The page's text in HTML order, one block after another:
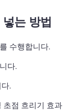
는 방법
수행합니다.
다.
.
초점 흐리기 효과